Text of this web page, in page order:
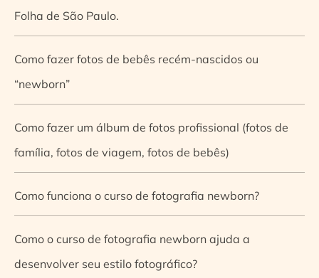
Folha de São Paulo.
Como fazer fotos de bebês recém-nascidos ou
“newborn”
Como fazer um álbum de fotos profissional (fotos de
família, fotos de viagem, fotos de bebês)
Como funciona o curso de fotografia newborn?
Como o curso de fotografia newborn ajuda a
desenvolver seu estilo fotográfico?